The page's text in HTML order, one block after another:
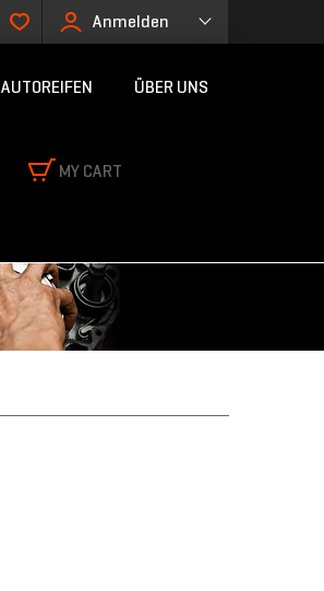
Anmelden
AUTOREIFEN ÜBER UNS
MY CART